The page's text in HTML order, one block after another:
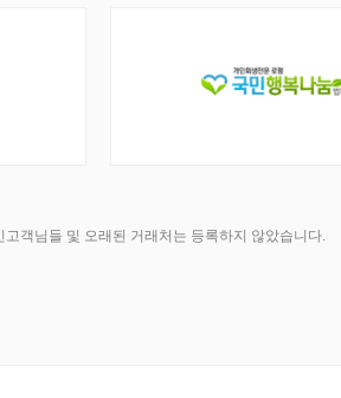
고객님들 및 오래된 거래처는 등록하지 않았습니다.